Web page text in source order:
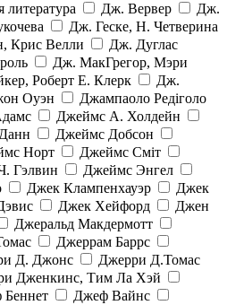
литература
Дж. Вервер
Дж.
Дж. Геске, Н. Четверина
Крис Велли
Дж. Дуглас
Дж. МакГрегор, Мэри
Роберт Е. Клерк
Дж.
Оуэн
Джампаоло Редіголо
Джеймс А. Холдейн
Джеймс Добсон
Норт
Джеймс Сміт
Гэлвин
Джеймс Энгел
Джек Клампенхауэр
Джек
Джек Хейфорд
Джен
Джеральд Макдермотт
Джеррам Баррс
Д. Джонс
Джерри Д.Томас
Дженкинс, Тим Ла Хэй
Джеф Вайнс